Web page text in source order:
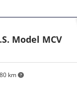
km
Model MCV